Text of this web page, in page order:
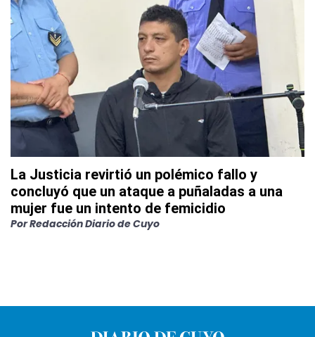
La Justicia revirtió un polémico fallo y
concluyó que un ataque a puñaladas a una
mujer fue un intento de femicidio
PorRedacción Diario de Cuyo